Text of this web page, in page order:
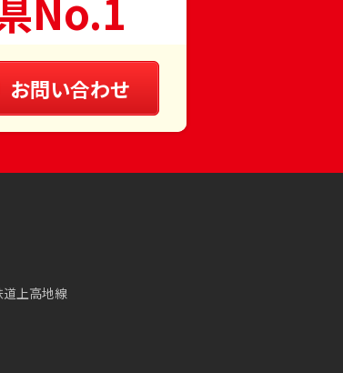
No.1
お問い合わせ
上高地線